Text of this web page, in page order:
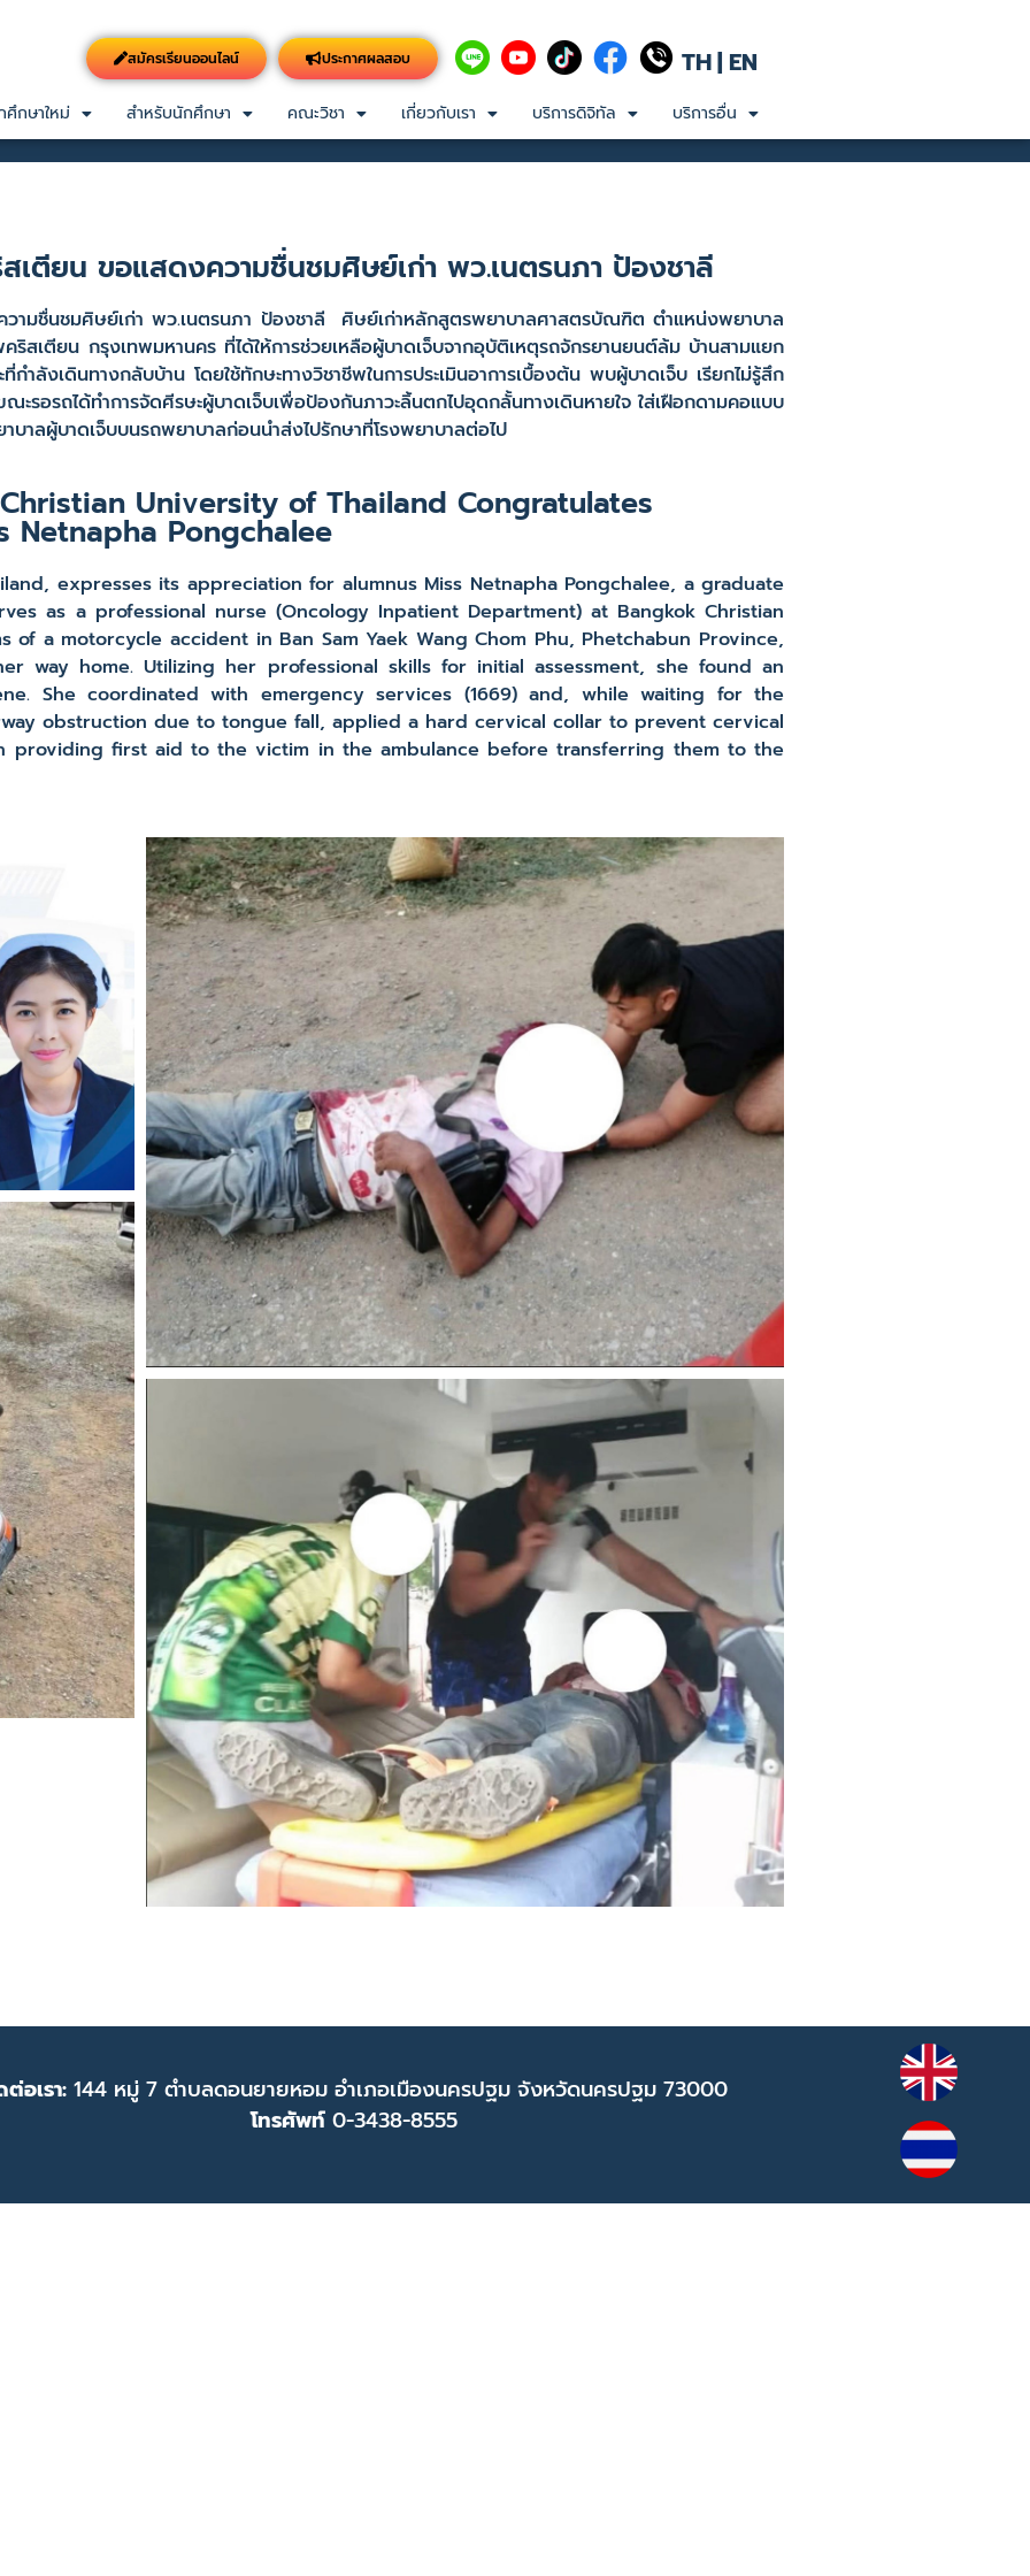
สมัครเรียนออนไลน์ ประกาศผลสอบ TH| EN
กษาใหม่ สำหรับนักศึกษา คณะวิชา เกี่ยวกับเรา บริการดิจิทัล บริการอื่น
ตียน ขอแสดงความชื่นชมศิษย์เก่า พว.เนตรนภา ป้องชาลี
มศิษย์เก่า พว.เนตรนภา ป้องชาลี ศิษย์เก่าหลักสูตรพยาบาลศาสตรบัณฑิต ตำแหน่งพยาบาล
เตียน กรุงเทพมหานคร ที่ได้ให้การช่วยเหลือผู้บาดเจ็บจากอุบัติเหตุรถจักรยานยนต์ล้ม บ้านสามแยก
เดินทางกลับบ้าน โดยใช้ทักษะทางวิชาชีพในการประเมินอาการเบื้องต้น พบผู้บาดเจ็บ เรียกไม่รู้สึก
ะรอรถได้ทำการจัดศีรษะผู้บาดเจ็บเพื่อป้องกันภาวะลิ้นตกไปอุดกลั้นทางเดินหายใจ ใส่เฝือกดามคอแบบ
าลผู้บาดเจ็บบนรถพยาบาลก่อนนำส่งไปรักษาที่โรงพยาบาลต่อไป
University of Thailand Congratulates
Netnapha Pongchalee
expresses its appreciation for alumnus Miss Netnapha Pongchalee, a graduate
as a professional nurse (Oncology Inpatient Department) at Bangkok Christian
a motorcycle accident in Ban Sam Yaek Wang Chom Phu, Phetchabun Province,
way home. Utilizing her professional skills for initial assessment, she found an
She coordinated with emergency services (1669) and, while waiting for the
obstruction due to tongue fall, applied a hard cervical collar to prevent cervical
providing first aid to the victim in the ambulance before transferring them to the
อเรา:144 หมู่ 7 ตำบลดอนยายหอม อำเภอเมืองนครปฐม จังหวัดนครปฐม 73000
โทรศัพท์0-3438-8555